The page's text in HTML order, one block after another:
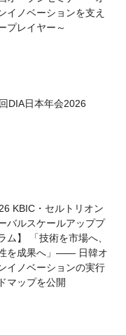
イノベーションを支え
プレイヤー～
DIA日本年会2026
KBIC・セルトリオン
バルスケールアッププ
ム】 「技術を市場へ、
を成果へ」―― 日韓オ
イノベーションの実行
マップを公開